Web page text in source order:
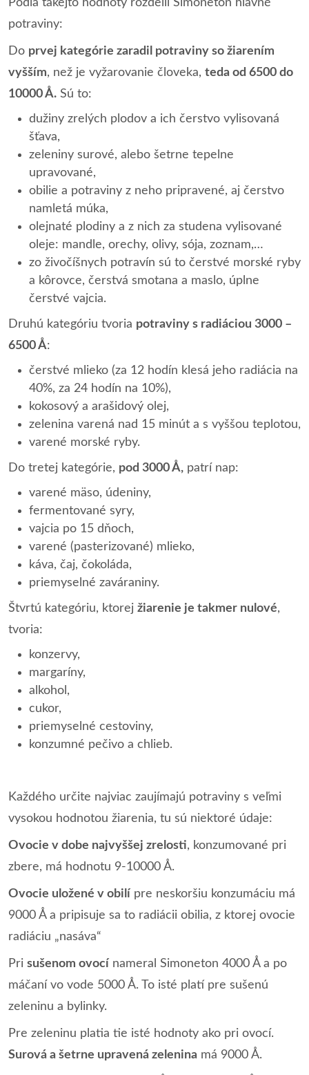
Podľa takejto hodnoty rozdelil Simoneton hlavné
potraviny:
Do prvej kategórie zaradil potraviny so žiarením
vyšším, než je vyžarovanie človeka, teda od 6500 do
10000 Å. Sú to:
dužiny zrelých plodov a ich čerstvo vylisovaná
šťava,
zeleniny surové, alebo šetrne tepelne
upravované,
obilie a potraviny z neho pripravené, aj čerstvo
namletá múka,
olejnaté plodiny a z nich za studena vylisované
oleje: mandle, orechy, olivy, sója, zoznam,…
zo živočíšnych potravín sú to čerstvé morské ryby
a kôrovce, čerstvá smotana a maslo, úplne
čerstvé vajcia.
Druhú kategóriu tvoria potraviny s radiáciou 3000 –
6500 Å:
čerstvé mlieko (za 12 hodín klesá jeho radiácia na
40%, za 24 hodín na 10%),
kokosový a arašidový olej,
zelenina varená nad 15 minút a s vyššou teplotou,
varené morské ryby.
Do tretej kategórie, pod 3000 Å, patrí nap:
varené mäso, údeniny,
fermentované syry,
vajcia po 15 dňoch,
varené (pasterizované) mlieko,
káva, čaj, čokoláda,
priemyselné zaváraniny.
Štvrtú kategóriu, ktorej žiarenie je takmer nulové,
tvoria:
konzervy,
margaríny,
alkohol,
cukor,
priemyselné cestoviny,
konzumné pečivo a chlieb.
Každého určite najviac zaujímajú potraviny s veľmi
vysokou hodnotou žiarenia, tu sú niektoré údaje:
Ovocie v dobe najvyššej zrelosti, konzumované pri
zbere, má hodnotu 9-10000 Å.
Ovocie uložené v obilí pre neskoršiu konzumáciu má
9000 Å a pripisuje sa to radiácii obilia, z ktorej ovocie
radiáciu „nasáva“
Pri sušenom ovocí nameral Simoneton 4000 Å a po
máčaní vo vode 5000 Å. To isté platí pre sušenú
zeleninu a bylinky.
Pre zeleninu platia tie isté hodnoty ako pri ovocí.
Surová a šetrne upravená zelenina má 9000 Å.